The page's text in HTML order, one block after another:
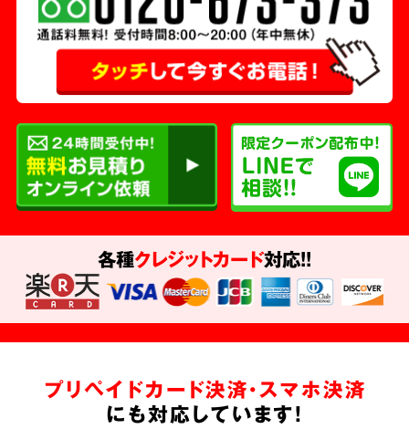
各種クレジットカード対応!!
プリペイドカード決済・スマホ決済
にも対応しています!